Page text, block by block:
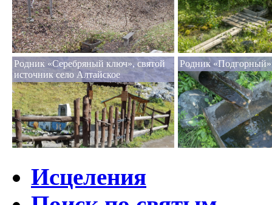
Родник «Серебряный ключ», святой
источник село Алтайское
Родник
Исцеления